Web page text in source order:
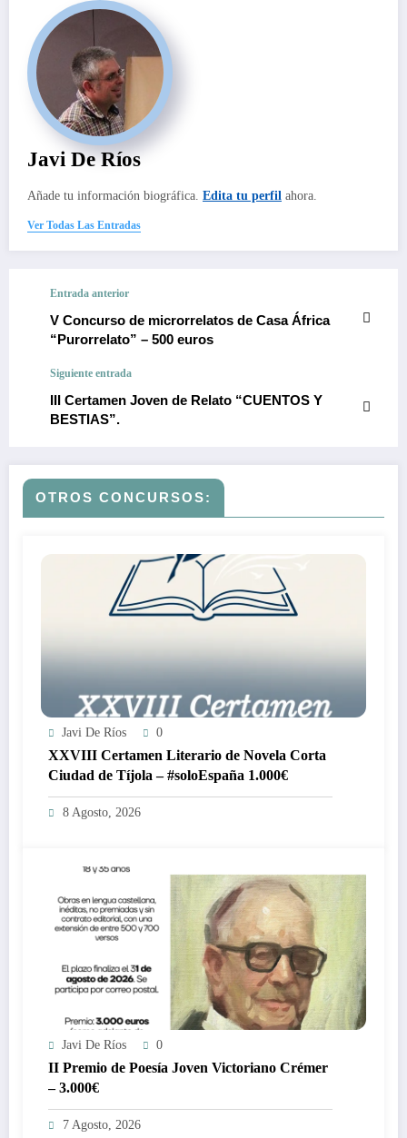
Javi De Ríos
Añade tu información biográfica. Edita tu perfil ahora.
Ver Todas Las Entradas
Entrada anterior
V Concurso de microrrelatos de Casa África
“Purorrelato” – 500 euros
Siguiente entrada
III Certamen Joven de Relato “CUENTOS Y
BESTIAS”.
OTROS CONCURSOS:
Javi De Ríos 0
XXVIII Certamen Literario de Novela Corta
Ciudad de Tíjola – #soloEspaña 1.000€
8 Agosto, 2026
Javi De Ríos 0
II Premio de Poesía Joven Victoriano Crémer
– 3.000€
7 Agosto, 2026